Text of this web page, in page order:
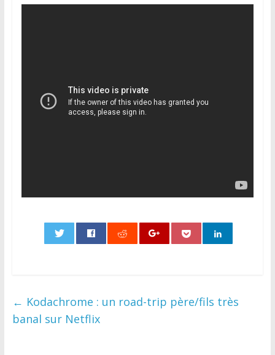
← Kodachrome : un road-trip père/fils très
banal sur Netflix